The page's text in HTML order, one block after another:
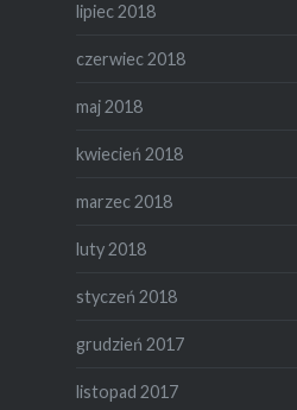
lipiec 2018
czerwiec 2018
maj 2018
kwiecień 2018
marzec 2018
luty 2018
styczeń 2018
grudzień 2017
listopad 2017